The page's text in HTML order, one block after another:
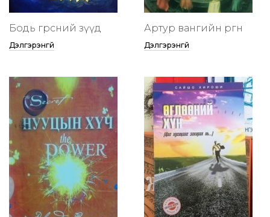
Бодь гөрөөсний зүүд
Дэлгэрэнгүй
Артур вангийн өргөөнөө
Дэлгэрэнгүй